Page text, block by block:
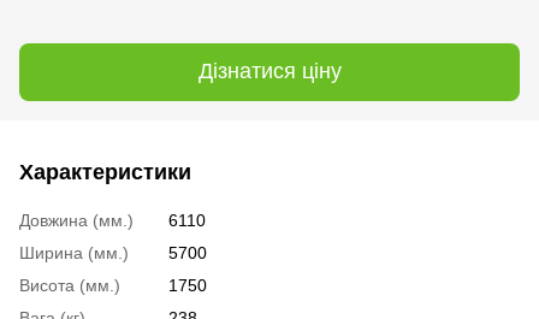
Дізнатися ціну
Характеристики
Довжина (мм.)
6110
Ширина (мм.)
5700
Висота (мм.)
1750